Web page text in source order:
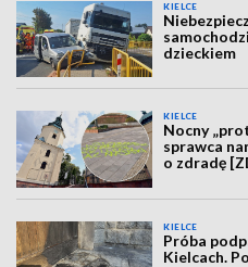
KIELCE
dzieckiem
KIELCE
Nocny
sprawca
o zdradę
KIELCE
Próba
Kielcach.